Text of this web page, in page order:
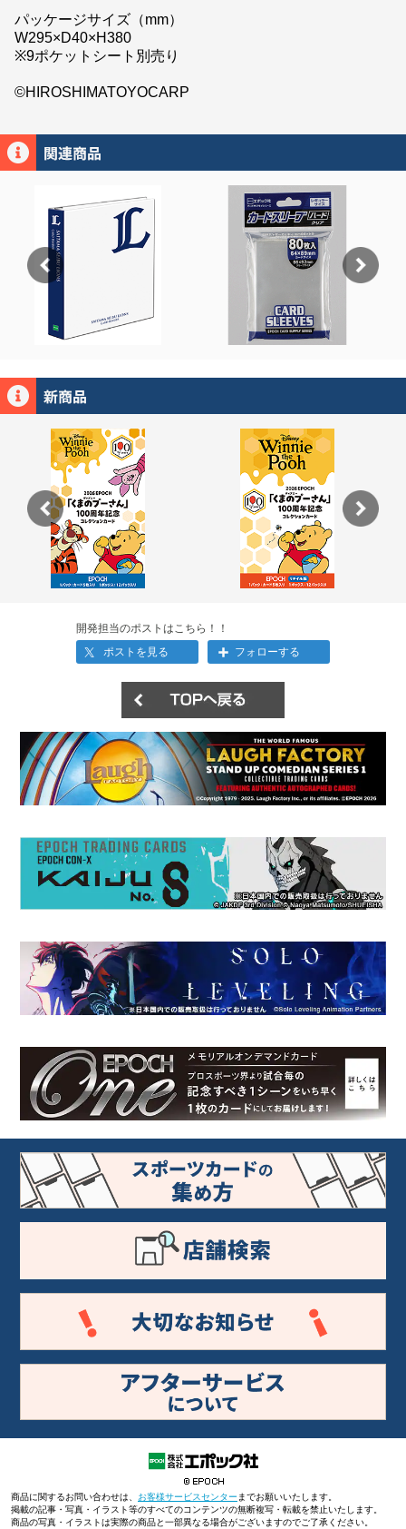
パッケージサイズ（mm）
W295×D40×H380
※9ポケットシート別売り
©HIROSHIMATOYOCARP
開発担当のポストはこちら！！
ポストを見る
フォローする
商品に関するお問い合わせは、 お客様サービスセンター までお願いいたします。
掲載の記事・写真・イラスト等のすべてのコンテンツの無断複写・転載を禁止いたします。
商品の写真・イラストは実際の商品と一部異なる場合がございますのでご了承ください。